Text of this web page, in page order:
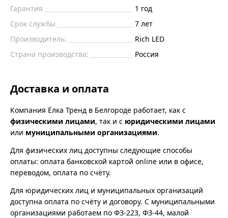
Гарантия
1 год
Срок службы
7 лет
Производитель:
Rich LED
Страна производства:
Россия
Доставка и оплата
Компания Ёлка Тренд в Белгороде работает, как с
физическими лицами, так и с юридическими лицами
или муниципальными организациями.
Для физических лиц доступны следующие способы
оплаты: оплата банковской картой online или в офисе,
переводом, оплата по счёту.
Для юридических лиц и муниципальных организаций
доступна оплата по счёту и договору. С муниципальными
организациями работаем по ФЗ-223, ФЗ-44, малой